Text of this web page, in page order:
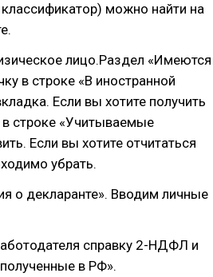
можно найти на
лицо.Раздел «Имеются
в строке «В иностранной
Если вы хотите получить
строке «Учитываемые
Если вы хотите отчитаться
убрать.
о декларанте». Вводим личные
справку 2-НДФЛ и
в РФ».